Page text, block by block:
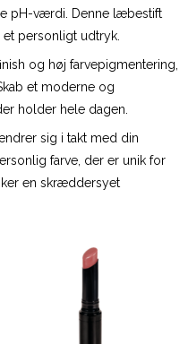
pH-værdi. Denne læbestift
personligt udtryk.
og høj farvepigmentering,
et moderne og
holder hele dagen.
sig i takt med din
farve, der er unik for
en skræddersyet